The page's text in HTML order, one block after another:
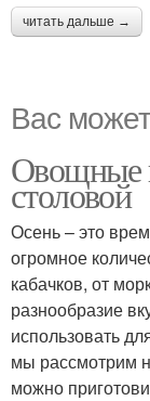
читать дальше →
Вас
Овощные
столовой
Осень – это
огромное
кабачков, от
разнообразие
использовать
мы рассмотрим
можно